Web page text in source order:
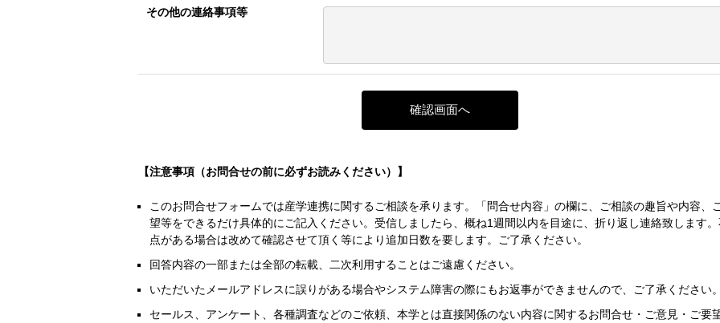
その他の連絡事項等
【注意事項（お問合せの前に必ずお読みください）】
このお問合せフォームでは産学連携に関するご相談を承ります。「問合せ内容」の欄に、ご相談の趣旨や内容、
望等をできるだけ具体的にご記入ください。受信しましたら、概ね1週間以内を目途に、折り返し連絡致します
点がある場合は改めて確認させて頂く等により追加日数を要します。ご了承ください。
回答内容の一部または全部の転載、二次利用することはご遠慮ください。
いただいたメールアドレスに誤りがある場合やシステム障害の際にもお返事ができませんので、ご了承ください
セールス、アンケート、各種調査などのご依頼、本学とは直接関係のない内容に関するお問合せ・ご意見・ご要